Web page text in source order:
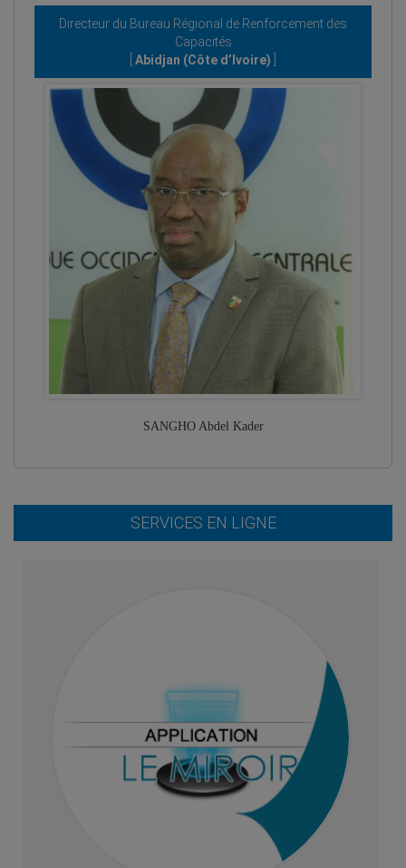
Directeur du Bureau Régional de Renforcement des
Capacités
Abidjan (Côte d’Ivoire)
SANGHO Abdel Kader
SERVICES EN LIGNE